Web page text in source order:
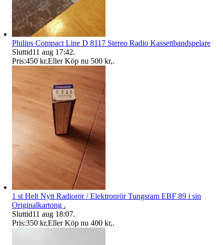
Philips Compact Line D 8117 Stereo Radio Kassettbandspelare
Sluttid11 aug 17:42.
Pris:450 kr,Eller Köp nu 500 kr,.
1 st Helt Nytt Radiorör / Elektronrör Tungsram EBF 89 i sin
Originalkartong .
Sluttid11 aug 18:07.
Pris:350 kr,Eller Köp nu 400 kr,.